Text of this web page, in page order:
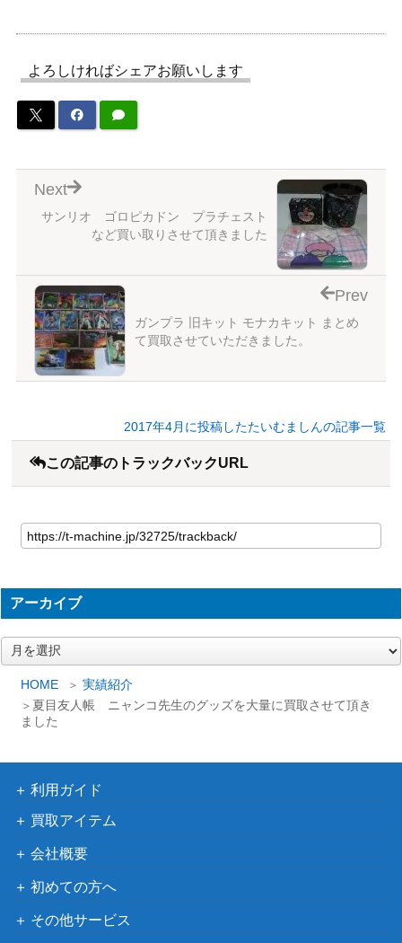
HOME
実績紹介
夏目友人帳 ニャンコ先生のグッズを大量に買取させて頂き
ました
よろしければシェアお願いします
サンリオ ゴロピカドン プラチェスト
など買い取りさせて頂きました
Next
ガンプラ 旧キット モナカキット まとめ
て買取させていただきました。
Prev
2017年4月に投稿したたいむましんの記事一覧
この記事のトラックバックURL
アーカイブ
ー
利用ガイド
買取アイテム
会社概要
初めての方へ
その他サービス